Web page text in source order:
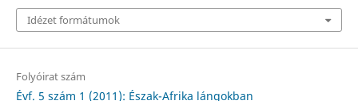
Idézet formátumok
Folyóirat szám
Évf. 5 szám 1 (2011): Észak-Afrika lángokban